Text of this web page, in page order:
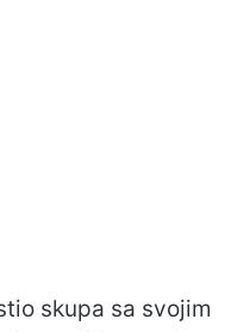
skupa sa svojim